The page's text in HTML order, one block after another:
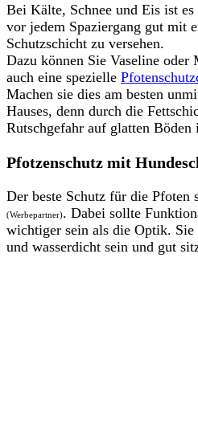
Bei Kälte, Schnee und Eis ist
vor jedem Spaziergang gut mit
Schutzschicht zu versehen.
Dazu können Sie Vaseline oder
auch eine spezielle
Machen sie dies am besten
Hauses, denn durch die
Rutschgefahr auf glatten Böden
Pfotzenschutz mit
Der beste Schutz für die Pfoten
(Werbepartner). Dabei sollte
wichtiger sein als die Optik.
und wasserdicht sein und gut